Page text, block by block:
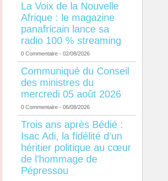
La Voix de la Nouvelle
Afrique : le magazine
panafricain lance sa
radio 100 % streaming
0 Commentaire - 02/08/2026
Communiqué du Conseil
des ministres du
mercredi 05 août 2026
0 Commentaire - 06/08/2026
Trois ans après Bédié :
Isac Adi, la fidélité d’un
héritier politique au cœur
de l’hommage de
Pépressou